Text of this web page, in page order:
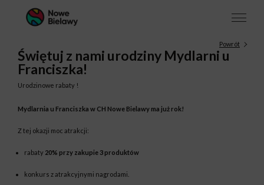
Powrót
Świętuj z nami urodziny Mydlarni u
Franciszka!
Urodzinowe rabaty !
Mydlarnia u Franciszka w CH Nowe Bielawy ma już rok!
Z tej okazji moc atrakcji:
rabaty 20% przy zakupie 3 produktów
konkurs z atrakcyjnymi nagrodami.